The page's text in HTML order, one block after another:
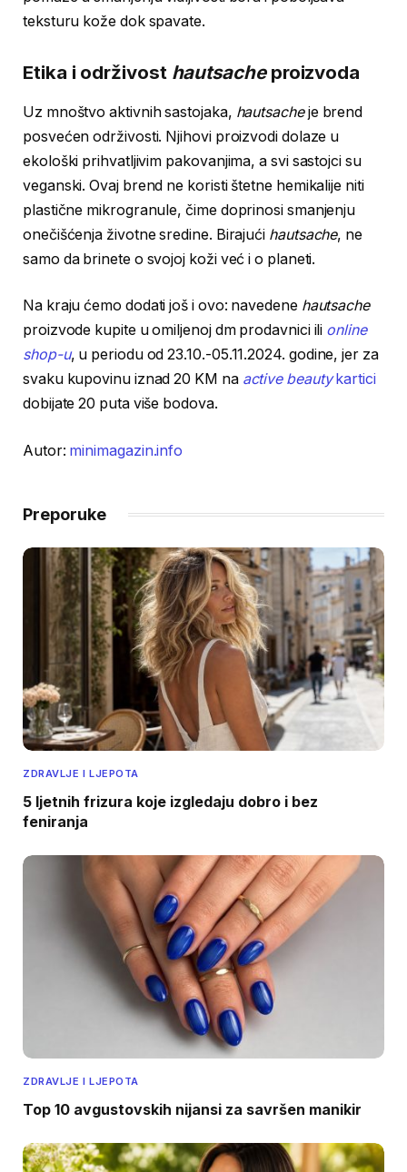
teksturu kože dok spavate.
Etika i održivost hautsacheproizvoda
Uz mnoštvo aktivnih sastojaka, hautsacheje brend
posvećen održivosti. Njihovi proizvodi dolaze u
ekološki prihvatljivim pakovanjima, a svi sastojci su
veganski. Ovaj brend ne koristi štetne hemikalije niti
plastične mikrogranule, čime doprinosi smanjenju
onečišćenja životne sredine. Birajući hautsache, ne
samo da brinete o svojoj koži već i o planeti.
Na kraju ćemo dodati još i ovo: navedene hautsache
proizvode kupite u omiljenoj dm prodavnici ili online
shop-u, u periodu od 23.10.-05.11.2024. godine, jer za
svaku kupovinu iznad 20 KM na active beautykartici
dobijate 20 puta više bodova.
Autor: minimagazin.info
Preporuke
ZDRAVLJE I LJEPOTA
5 ljetnih frizura koje izgledaju dobro i bez
feniranja
ZDRAVLJE I LJEPOTA
Top 10 avgustovskih nijansi za savršen manikir